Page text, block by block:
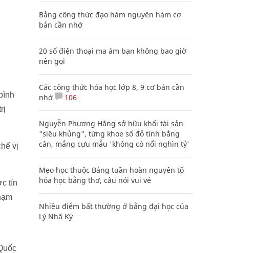
vị
tín
Bảng công thức đạo hàm nguyên hàm cơ
bản cần nhớ
20 số điện thoại ma ám bạn không bao giờ
nên gọi
Các công thức hóa học lớp 8, 9 cơ bản cần
nhớ
106
Nguyễn Phương Hằng sở hữu khối tài sản
"siêu khủng", từng khoe sổ đỏ tính bằng
cân, mắng cựu mẫu 'không có nổi nghìn tỷ'
Mẹo học thuộc Bảng tuần hoàn nguyên tố
hóa học bằng thơ, câu nói vui vẻ
Nhiều điểm bất thường ở bằng đại học của
Lý Nhã Kỳ